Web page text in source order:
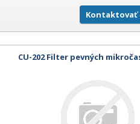
Kontaktovať
CU-202 Filter pevných